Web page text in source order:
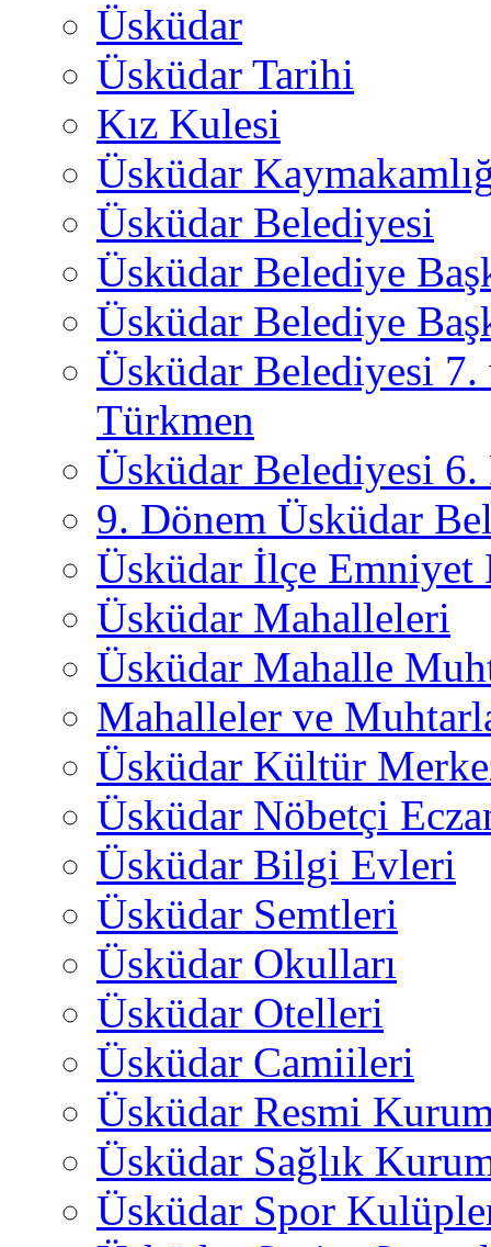
Üsküdar
Üsküdar Tarihi
Kız Kulesi
Üsküdar
Üsküdar Belediyesi
Üsküdar Belediye
Üsküdar Belediye
Üsküdar Belediyesi
Türkmen
Üsküdar Belediyesi 6.
9. Dönem Üsküdar
Üsküdar İlçe
Üsküdar Mahalleleri
Üsküdar Mahalle
Mahalleler ve
Üsküdar Kültür
Üsküdar Nöbetçi
Üsküdar Bilgi Evleri
Üsküdar Semtleri
Üsküdar Okulları
Üsküdar Otelleri
Üsküdar Camiileri
Üsküdar Resmi
Üsküdar Sağlık
Üsküdar Spor